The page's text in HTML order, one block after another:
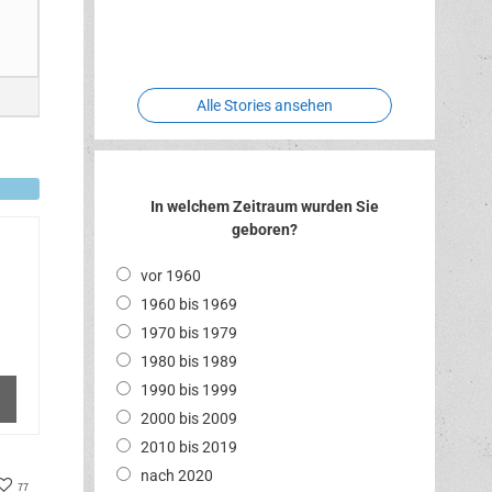
77
Alle Stories ansehen
In welchem Zeitraum wurden Sie
geboren?
vor 1960
1960 bis 1969
1970 bis 1979
1980 bis 1989
1990 bis 1999
2000 bis 2009
2010 bis 2019
nach 2020